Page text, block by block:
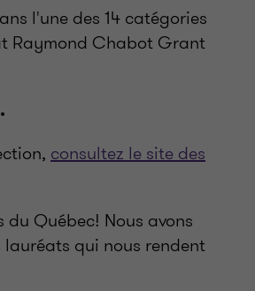
l'une des 14 catégories
Raymond Chabot Grant
consultez le site des
Québec! Nous avons
qui nous rendent